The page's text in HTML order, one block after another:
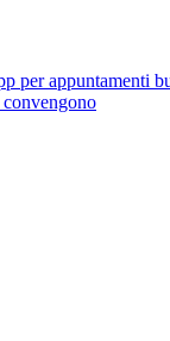
per appuntamenti